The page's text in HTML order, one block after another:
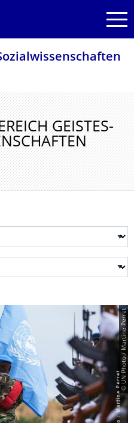
GEISTES-
© UN Photo / Martine Perret